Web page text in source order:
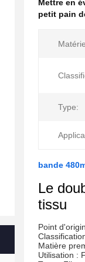
Mettre en
petit pain
Type:
bande
Le
tissu
Point
Matière
Utilisation :